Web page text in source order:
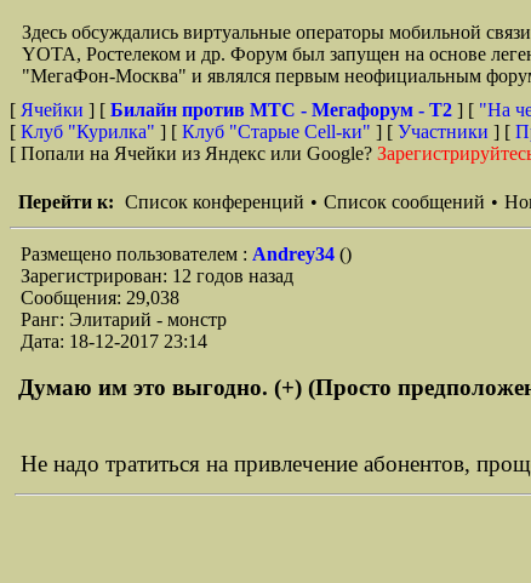
Здесь обсуждались виртуальные операторы мобильной
YOTA, Ростелеком и др. Форум был запущен на основе
"МегаФон-Москва" и являлся первым неофициальным
[ Ячейки ] [ Билайн против МТС - Мегафорум - T2 ] [ "На
[ Клуб "Курилка" ] [ Клуб "Старые Сell-ки" ] [ Участники ] [
[ Попали на Ячейки из Яндекс или Google?
Перейти к: Список конференций • Список сообщений •
Размещено пользователем : Andrey34 ()
Зарегистрирован: 12 годов назад
Сообщения: 29,038
Ранг: Элитарий - монстр
Дата: 18-12-2017 23:14
Думаю им это выгодно. (+) (Просто
Не надо тратиться на привлечение абонентов,